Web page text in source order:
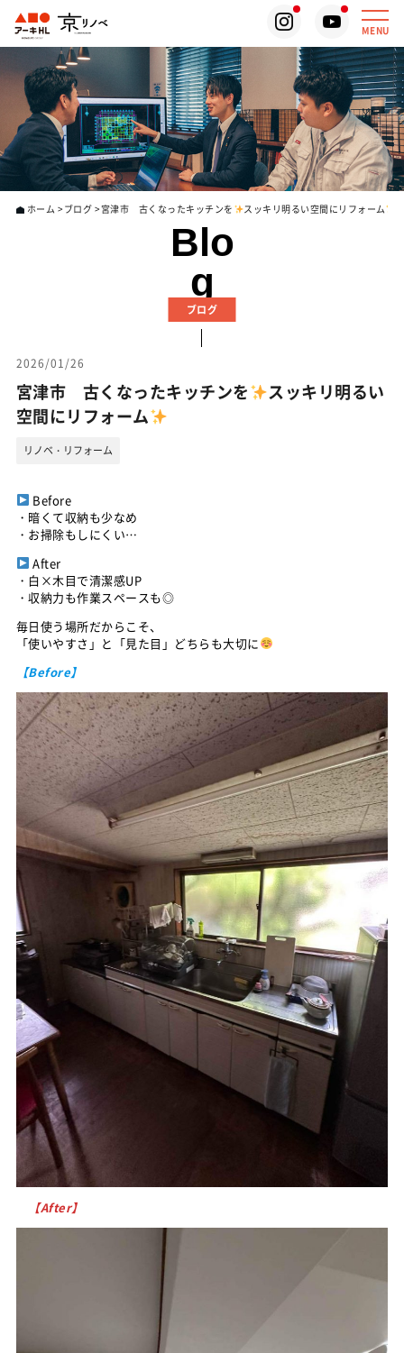
MENU
ホーム ブログ 宮津市 古くなったキッチンを スッキリ明るい空間にリフォーム
Blo
g
ブログ
2026/01/26
宮津市 古くなったキッチンを
スッキリ明るい
空間にリフォーム
リノベ・リフォーム
Before
・暗くて収納も少なめ
・お掃除もしにくい…
After
・白×木目で清潔感UP
・収納力も作業スペースも◎
毎日使う場所だからこそ、
「使いやすさ」と「見た目」どちらも大切に
【Before】
【After】